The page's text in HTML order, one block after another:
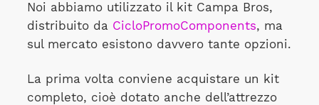
Noi abbiamo utilizzato il kit Campa Bros,
distribuito da CicloPromoComponents, ma
sul mercato esistono davvero tante opzioni.
La prima volta conviene acquistare un kit
completo, cioè dotato anche dell’attrezzo